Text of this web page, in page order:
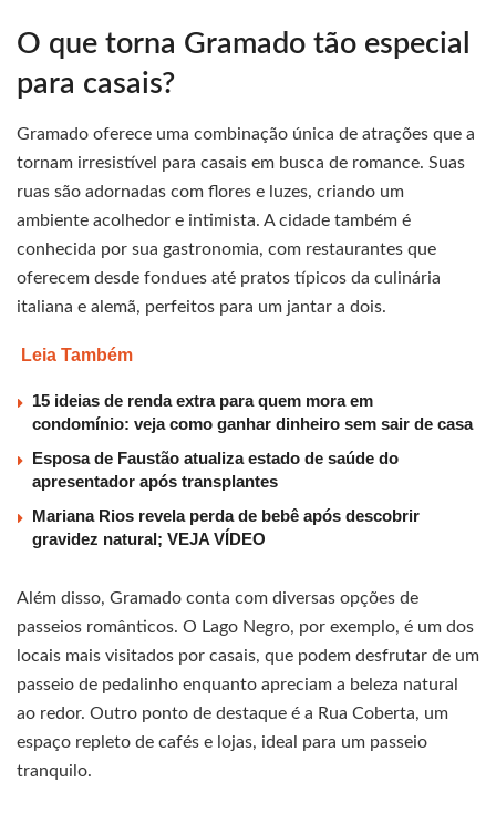
O que torna Gramado tão especial
para casais?
Gramado oferece uma combinação única de atrações que a
tornam irresistível para casais em busca de romance. Suas
ruas são adornadas com flores e luzes, criando um
ambiente acolhedor e intimista. A cidade também é
conhecida por sua gastronomia, com restaurantes que
oferecem desde fondues até pratos típicos da culinária
italiana e alemã, perfeitos para um jantar a dois.
Leia Também
15 ideias de renda extra para quem mora em
condomínio: veja como ganhar dinheiro sem sair de casa
Esposa de Faustão atualiza estado de saúde do
apresentador após transplantes
Mariana Rios revela perda de bebê após descobrir
gravidez natural; VEJA VÍDEO
Além disso, Gramado conta com diversas opções de
passeios românticos. O Lago Negro, por exemplo, é um dos
locais mais visitados por casais, que podem desfrutar de um
passeio de pedalinho enquanto apreciam a beleza natural
ao redor. Outro ponto de destaque é a Rua Coberta, um
espaço repleto de cafés e lojas, ideal para um passeio
tranquilo.